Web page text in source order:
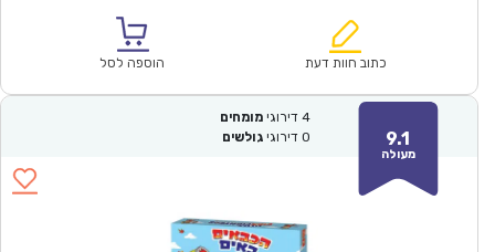
₪157.00.
הוא:
כתוב חוות דעת הוספה לסל
9.1
מעולה
4 דירוגי מומחים
0 דירוגי גולשים